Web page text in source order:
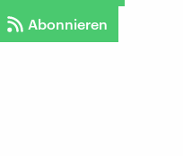
Abonnieren